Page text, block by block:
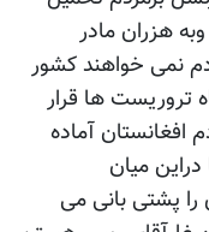
هزران مادر
نمی خواهند کشور
تروریست ها قرار
افغانستان آماده
میان
را پشتی بانی می